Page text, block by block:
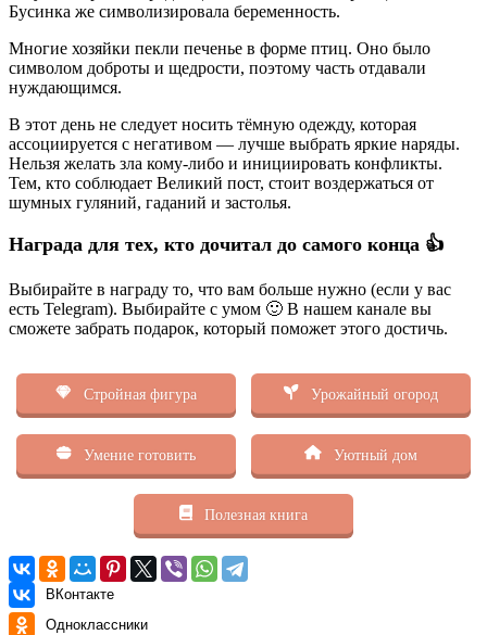
Бусинка же символизировала беременность.
Многие хозяйки пекли печенье в форме птиц. Оно было
символом доброты и щедрости, поэтому часть отдавали
нуждающимся.
В этот день не следует носить тёмную одежду, которая
ассоциируется с негативом — лучше выбрать яркие наряды.
Нельзя желать зла кому-либо и инициировать конфликты.
Тем, кто соблюдает Великий пост, стоит воздержаться от
шумных гуляний, гаданий и застолья.
Награда для тех, кто дочитал до самого конца 👍
Выбирайте в награду то, что вам больше нужно (если у вас
есть Telegram). Выбирайте с умом 🙂 В нашем канале вы
сможете забрать подарок, который поможет этого достичь.
Стройная фигура Урожайный огород
Умение готовить Уютный дом
Полезная книга
ВКонтакте
Одноклассники